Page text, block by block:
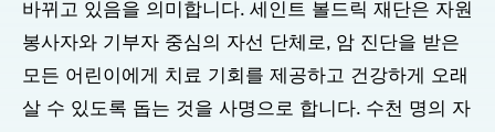
바뀌고 있음을 의미합니다. 세인트 볼드릭 재단은 자원
봉사자와 기부자 중심의 자선 단체로, 암 진단을 받은
모든 어린이에게 치료 기회를 제공하고 건강하게 오래
살 수 있도록 돕는 것을 사명으로 합니다. 수천 명의 자